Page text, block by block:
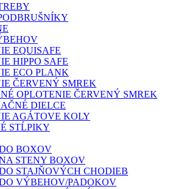
EQUISAFE
HIPPO SAFE
ECO PLANK
ČERVENÝ SMREK
OPLOTENIE ČERVENÝ SMREK
DIELCE
AGÁTOVE KOLY
STĹPIKY
BOXOV
STENY BOXOV
STAJŇOVÝCH CHODIEB
VÝBEHOV/PADOKOV